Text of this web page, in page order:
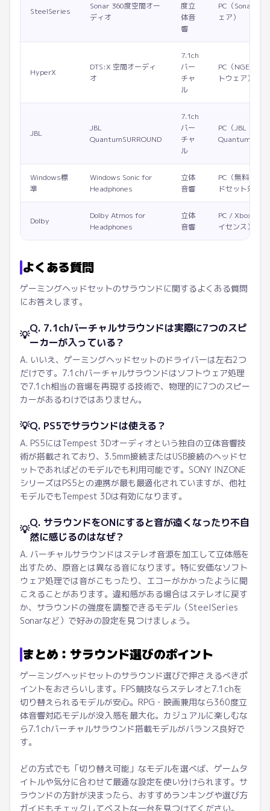
SteelSeries
Sonar 360度空間オー
ディオ
度立
体音
響
PC（Sonarソ
ェア）
HyperX
DTS:X 空間オーディ
オ
7.1ch
バー
チャ
ル
PC（
トウェア）
JBL
JBL
QuantumSURROUND
7.1ch
バー
チャ
ル
PC（JBL
Windows標
準
Windows Sonic for
Headphones
立体
音響
PC（無料・全
ドセット対応）
Dolby
Dolby Atmos for
Headphones
立体
音響
PC / Xbox（有
イセンス）
よくある質問
ゲーミングヘッドセットのサラウンドに関するよくある質問
にお答えします。
💡
Q. 7.1chバーチャルサラウンドは実際に7つのスピ
ーカーが入っている？
A. いいえ、ゲーミングヘッドセットのドライバーは左右2つ
だけです。7.1chバーチャルサラウンドはソフトウェア処理
で7.1ch相当の音場を再現する技術で、物理的に7つのスピー
カーがあるわけではありません。
💡Q. PS5でサラウンドは使える？
A. PS5にはTempest 3Dオーディオという独自の立体音響技
術が搭載されており、3.5mm接続またはUSB接続のヘッドセ
ットであればどのモデルでも利用可能です。SONY INZONE
シリーズはPS5との連携が最も最適化されていますが、他社
モデルでもTempest 3Dは有効になります。
💡
Q. サラウンドをONにすると音が遠くなったり不自
然に感じるのはなぜ？
A. バーチャルサラウンドはステレオ音源を加工して立体感を
出すため、原音とは異なる音になります。特に安価なソフト
ウェア処理では音がこもったり、エコーがかかったように聞
こえることがあります。違和感がある場合はステレオに戻す
か、サラウンドの強度を調整できるモデル（SteelSeries
Sonarなど）で好みの設定を見つけましょう。
まとめ：サラウンド選びのポイント
ゲーミングヘッドセットのサラウンド選びで押さえるべきポ
イントをおさらいします。FPS競技ならステレオと7.1chを
切り替えられるモデルが安心。RPG・映画兼用なら360度立
体音響対応モデルが没入感を最大化。カジュアルに楽しむな
ら7.1chバーチャルサラウンド搭載モデルがバランス良好で
す。
どの方式でも「切り替え可能」なモデルを選べば、ゲームタ
イトルや気分に合わせて最適な設定を使い分けられます。サ
ラウンドの方針が決まったら、おすすめランキングや選び方
ガイドもチェックしてベストな一台を見つけてください。